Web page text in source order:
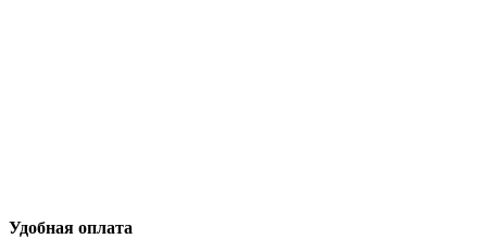
Удобная оплата